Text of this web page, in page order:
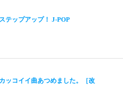
テップアップ！ J-POP
ッコイイ曲あつめました。［改